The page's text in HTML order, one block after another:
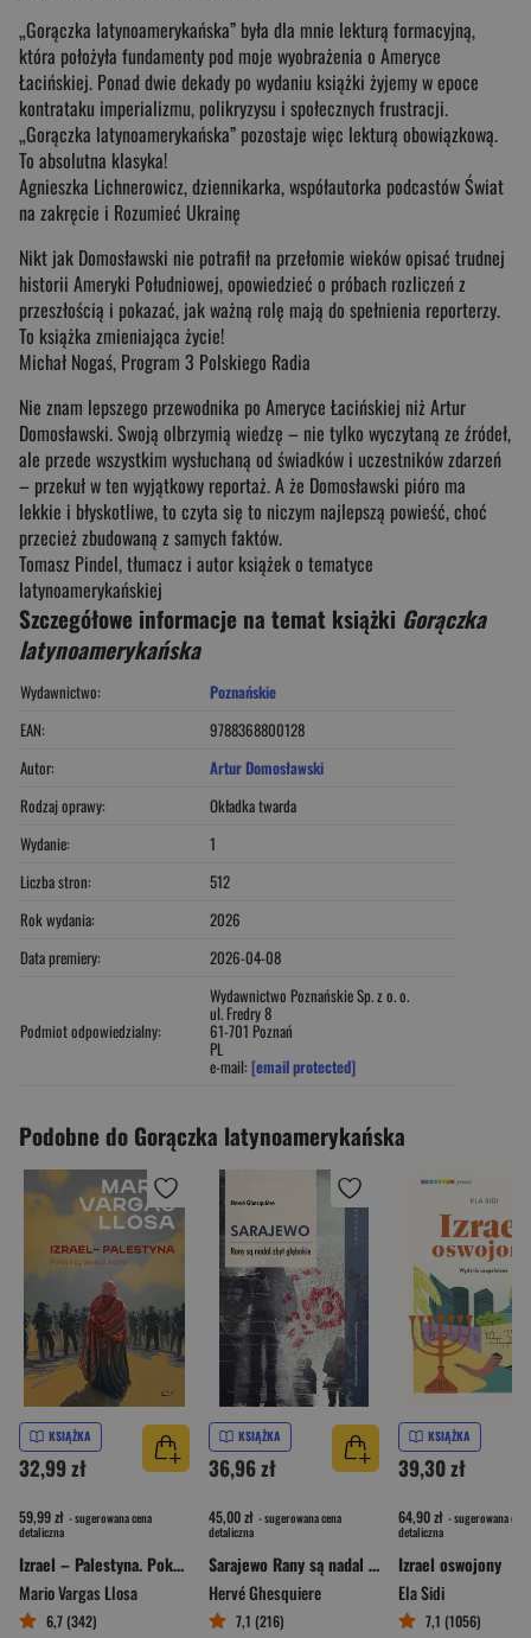
„Gorączka latynoamerykańska” była dla mnie lekturą formacyjną,
która położyła fundamenty pod moje wyobrażenia o Ameryce
Łacińskiej. Ponad dwie dekady po wydaniu książki żyjemy w epoce
kontrataku imperializmu, polikryzysu i społecznych frustracji.
„Gorączka latynoamerykańska” pozostaje więc lekturą obowiązkową.
To absolutna klasyka!
Agnieszka Lichnerowicz, dziennikarka, współautorka podcastów Świat
na zakręcie i Rozumieć Ukrainę
Nikt jak Domosławski nie potrafił na przełomie wieków opisać trudnej
historii Ameryki Południowej, opowiedzieć o próbach rozliczeń z
przeszłością i pokazać, jak ważną rolę mają do spełnienia reporterzy.
To książka zmieniająca życie!
Michał Nogaś, Program 3 Polskiego Radia
Nie znam lepszego przewodnika po Ameryce Łacińskiej niż Artur
Domosławski. Swoją olbrzymią wiedzę – nie tylko wyczytaną ze źródeł,
ale przede wszystkim wysłuchaną od świadków i uczestników zdarzeń
– przekuł w ten wyjątkowy reportaż. A że Domosławski pióro ma
lekkie i błyskotliwe, to czyta się to niczym najlepszą powieść, choć
przecież zbudowaną z samych faktów.
Tomasz Pindel, tłumacz i autor książek o tematyce
latynoamerykańskiej
Szczegółowe informacje na temat książki Gorączka
latynoamerykańska
Wydawnictwo:
Poznańskie
EAN:
9788368800128
Autor:
Artur Domosławski
Rodzaj oprawy:
Okładka twarda
Wydanie:
1
Liczba stron:
512
Rok wydania:
2026
Data premiery:
2026-04-08
Podmiot odpowiedzialny:
Wydawnictwo Poznańskie Sp. z o. o.
ul. Fredry 8
61-701 Poznań
PL
e-mail: [email protected]
Podobne do Gorączka latynoamerykańska
KSIĄŻKA
32,99 zł
59,99 zł - sugerowana cena
detaliczna
Izrael – Palestyna. Pokój czy święta wojna
Mario Vargas Llosa
6,7 (342)
KSIĄŻKA
36,96 zł
45,00 zł - sugerowana cena
detaliczna
Sarajewo Rany są nadal zbyt głębokie
Hervé Ghesquiere
7,1 (216)
KSIĄŻKA
39,30 zł
64,90 zł - sugerowana cena
detaliczna
Izrael oswojony
Ela Sidi
7,1 (1056)